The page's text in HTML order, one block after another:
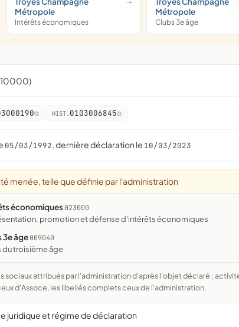
Métropole
Intérêts économiques
Métropole
Clubs 3e âge
HIST. 0103006845
05/03/1992, dernière déclaration le 10/03/2023
menée, telle que définie par l'administration
économiques 023000
promotion et défense d'intérêts économiques
3e âge 009040
du troisième âge
d'Assoce, les libellés complets ceux de l'administration.
juridique et régime de déclaration